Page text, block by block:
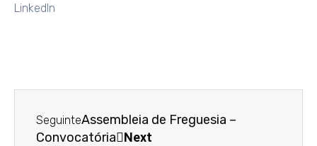
LinkedIn
SeguinteAssembleia de Freguesia –
Convocatória
Next